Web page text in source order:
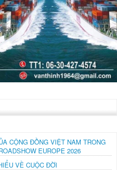
CỘNG ĐỒNG VIỆT NAM TRONG
EUROPE 2026
VỀ CUỘC ĐỜI